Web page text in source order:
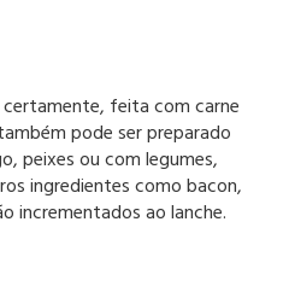
feita com carne
pode ser preparado
peixes ou com legumes,
ingredientes como bacon,
incrementados ao lanche.